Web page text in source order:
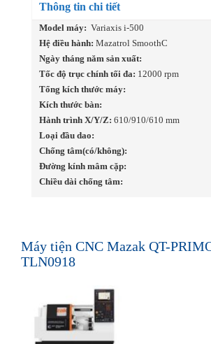
Thông tin chi tiết
Model máy: Variaxis i-500
Hệ điều hành: Mazatrol SmoothC
Ngày tháng năm sản xuất:
Tốc độ trục chính tối đa: 12000 rpm
Tổng kích thước máy:
Kích thước bàn:
Hành trình X/Y/Z: 610/910/610 mm
Loại đầu dao:
Chống tâm(có/không):
Đường kính mâm cặp:
Chiều dài chống tâm:
Máy tiện CNC Mazak QT-
TLN0918